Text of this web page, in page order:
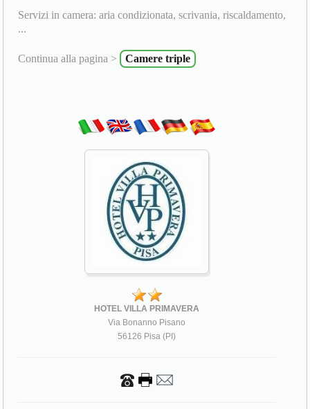
Servizi in camera: aria condizionata, scrivania, riscaldamento,
...
Continua alla pagina > Camere triple
HOTEL VILLA PRIMAVERA
Via Bonanno Pisano
56126 Pisa (PI)